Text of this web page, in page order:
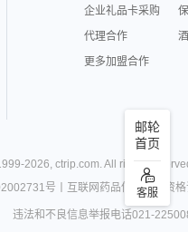
邮轮
首页
客服
企业礼品卡采购
代理合作
更多加盟合作
2026, ctrip.com. All rights
号
互联网药品信息服务资格
违法和不良信息举报电话021-